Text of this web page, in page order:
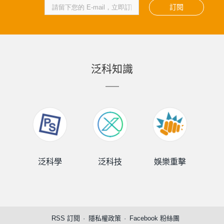
訂閱
泛科知識
泛科學 泛科技 娛樂重擊
RSS 訂閱 隱私權政策 Facebook 粉絲團